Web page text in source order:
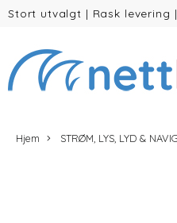
Stort utvalgt | Rask levering |
Hjem STRØM, LYS, LYD &